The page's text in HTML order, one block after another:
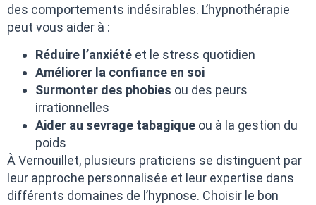
des comportements indésirables. L’hypnothérapie
peut vous aider à :
Réduire l’anxiété et le stress quotidien
Améliorer la confiance en soi
Surmonter des phobies ou des peurs
irrationnelles
Aider au sevrage tabagique ou à la gestion du
poids
À Vernouillet, plusieurs praticiens se distinguent par
leur approche personnalisée et leur expertise dans
différents domaines de l’hypnose. Choisir le bon